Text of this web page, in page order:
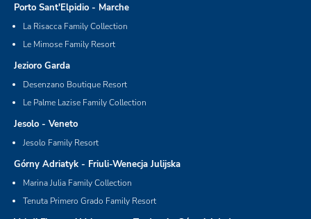
Porto Sant'Elpidio - Marche
La Risacca Family Collection
Le Mimose Family Resort
Jezioro Garda
Desenzano Boutique Resort
Le Palme Lazise Family Collection
Jesolo - Veneto
Jesolo Family Resort
Górny Adriatyk - Friuli-Wenecja Julijska
Marina Julia Family Collection
Tenuta Primero Grado Family Resort